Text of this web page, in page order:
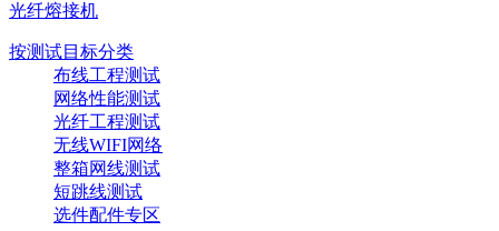
光纤熔接机
按测试目标分类
布线工程测试
网络性能测试
光纤工程测试
无线WIFI网络
整箱网线测试
短跳线测试
选件配件专区